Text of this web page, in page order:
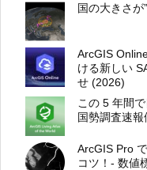
国の大きさが
ArcGIS
ける新しい
せ (2026)
この 5 年間
国勢調査速報
ArcGIS Pro
コツ！- 数値